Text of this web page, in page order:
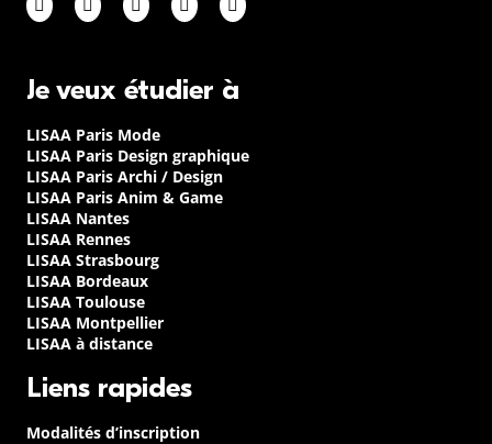
Je veux étudier à
LISAA Paris Mode
LISAA Paris Design graphique
LISAA Paris Archi / Design
LISAA Paris Anim & Game
LISAA Nantes
LISAA Rennes
LISAA Strasbourg
LISAA Bordeaux
LISAA Toulouse
LISAA Montpellier
LISAA à distance
Liens rapides
Modalités d’inscription